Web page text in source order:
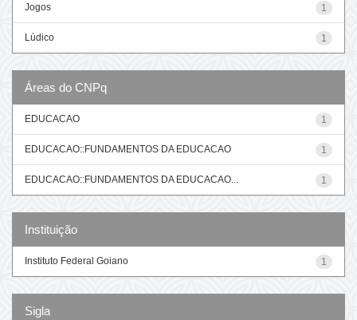
1
Jogos
1
Lúdico
Áreas do CNPq
1
EDUCACAO
1
EDUCACAO::FUNDAMENTOS DA EDUCACAO
1
EDUCACAO::FUNDAMENTOS DA EDUCACAO...
Instituição
1
Instituto Federal Goiano
Sigla